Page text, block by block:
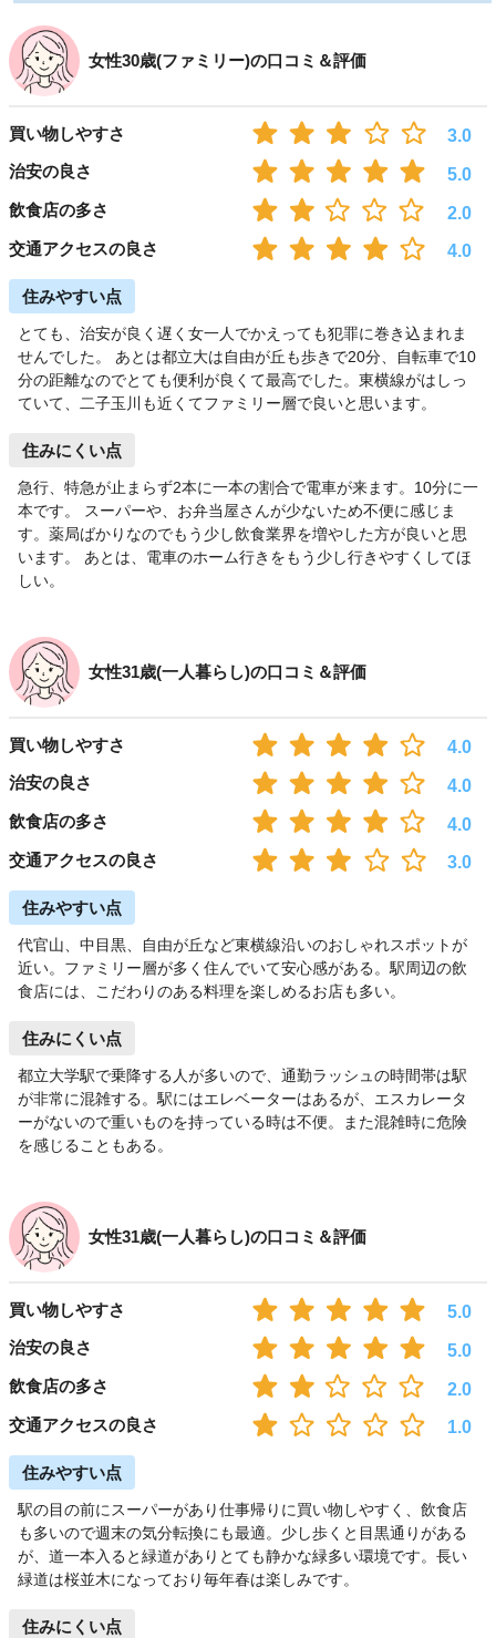
女性30歳(ファミリー)の口コミ＆評価
買い物しやすさ
3.0
治安の良さ
5.0
飲食店の多さ
2.0
交通アクセスの良さ
4.0
住みやすい点
とても、治安が良く遅く女一人でかえっても犯罪に巻き込まれま
せんでした。 あとは都立大は自由が丘も歩きで20分、自転車で10
分の距離なのでとても便利が良くて最高でした。東横線がはしっ
ていて、二子玉川も近くてファミリー層で良いと思います。
住みにくい点
急行、特急が止まらず2本に一本の割合で電車が来ます。10分に一
本です。 スーパーや、お弁当屋さんが少ないため不便に感じま
す。薬局ばかりなのでもう少し飲食業界を増やした方が良いと思
います。 あとは、電車のホーム行きをもう少し行きやすくしてほ
しい。
女性31歳(一人暮らし)の口コミ＆評価
買い物しやすさ
4.0
治安の良さ
4.0
飲食店の多さ
4.0
交通アクセスの良さ
3.0
住みやすい点
代官山、中目黒、自由が丘など東横線沿いのおしゃれスポットが
近い。ファミリー層が多く住んでいて安心感がある。駅周辺の飲
食店には、こだわりのある料理を楽しめるお店も多い。
住みにくい点
都立大学駅で乗降する人が多いので、通勤ラッシュの時間帯は駅
が非常に混雑する。駅にはエレベーターはあるが、エスカレータ
ーがないので重いものを持っている時は不便。また混雑時に危険
を感じることもある。
女性31歳(一人暮らし)の口コミ＆評価
買い物しやすさ
5.0
治安の良さ
5.0
飲食店の多さ
2.0
交通アクセスの良さ
1.0
住みやすい点
駅の目の前にスーパーがあり仕事帰りに買い物しやすく、飲食店
も多いので週末の気分転換にも最適。少し歩くと目黒通りがある
が、道一本入ると緑道がありとても静かな緑多い環境です。長い
緑道は桜並木になっており毎年春は楽しみです。
住みにくい点